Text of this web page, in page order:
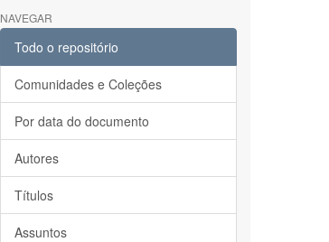
NAVEGAR
Todo o repositório
Comunidades e Coleções
Por data do documento
Autores
Títulos
Assuntos